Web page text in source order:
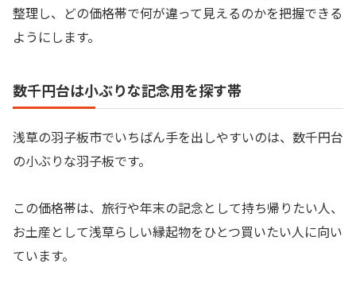
整理し、どの価格帯で何が違って見えるのかを把握できる
ようにします。
数千円台は小ぶりな記念用を探す帯
浅草の羽子板市でいちばん手を出しやすいのは、数千円台
の小ぶりな羽子板です。
この価格帯は、旅行や年末の記念として持ち帰りたい人、
お土産として浅草らしい縁起物をひとつ買いたい人に向い
ています。